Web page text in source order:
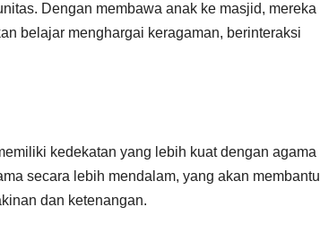
Dengan membawa anak ke masjid, mereka
belajar menghargai keragaman, berinteraksi
kedekatan yang lebih kuat dengan agama
secara lebih mendalam, yang akan membantu
dan ketenangan.